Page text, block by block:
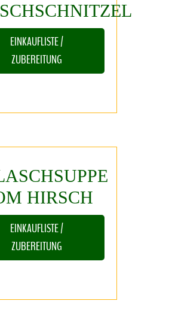
EINKAUFLISTE /
ZUBEREITUNG
HIRSCH
EINKAUFLISTE /
ZUBEREITUNG